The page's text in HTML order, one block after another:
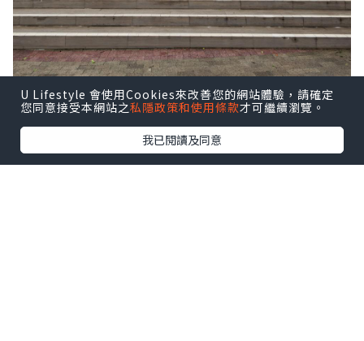
U Lifestyle 會使用Cookies來改善您的網站體驗，請確定
您同意接受本網站之私隱政策和使用條款才可繼續瀏覽。
我已閱讀及同意